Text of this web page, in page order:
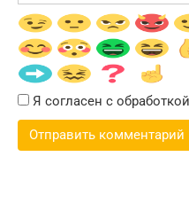
Я согласен с